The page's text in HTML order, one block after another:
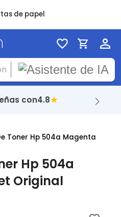
de papel
con4.8
Toner Hp 504a Magenta
Hp 504a
Original